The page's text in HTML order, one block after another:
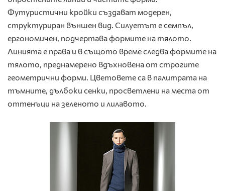
Футуристични кройки създават модерен,
структуриран външен вид. Силуетът е семпъл,
ергономичен, подчертава формите на тялото.
Линията е права и в същото време следва формите на
тялото, преднамерено вдъхновена от строгите
геометрични форми. Цветовете са в палитрата на
тъмните, дълбоки сенки, просветлени на места от
оттенъци на зеленото и лилавото.